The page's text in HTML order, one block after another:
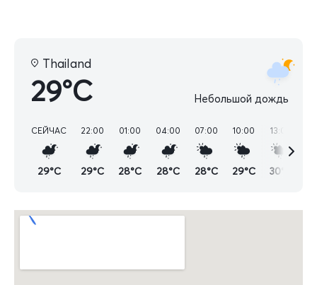
Thailand
29°C Небольшой дождь
СЕЙЧАС
29°C
22:00
29°C
01:00
28°C
04:00
28°C
07:00
28°C
10:00
29°C
13:00
30°C